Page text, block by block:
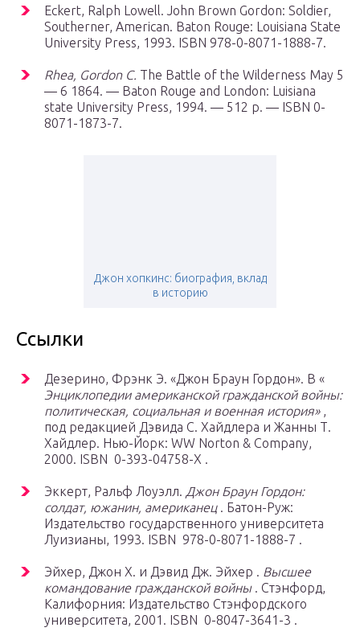
Eckert, Ralph Lowell. John Brown Gordon: Soldier,
Southerner, American. Baton Rouge: Louisiana State
University Press, 1993. ISBN 978-0-8071-1888-7.
Rhea, Gordon C. The Battle of the Wilderness May 5
— 6 1864. — Baton Rouge and London: Luisiana
state University Press, 1994. — 512 p. — ISBN 0-
8071-1873-7.
Джон хопкинс: биография, вклад
в историю
Ссылки
Дезерино, Фрэнк Э. «Джон Браун Гордон». В «
Энциклопедии американской гражданской войны:
политическая, социальная и военная история»,
под редакцией Дэвида С. Хайдлера и Жанны Т.
Хайдлер. Нью-Йорк: WW Norton & Company,
2000. ISBN 0-393-04758-X .
Эккерт, Ральф Лоуэлл. Джон Браун Гордон:
солдат, южанин, американец. Батон-Руж:
Издательство государственного университета
Луизианы, 1993. ISBN 978-0-8071-1888-7 .
Эйхер, Джон Х. и Дэвид Дж. Эйхер . Высшее
командование гражданской войны. Стэнфорд,
Калифорния: Издательство Стэнфордского
университета, 2001. ISBN 0-8047-3641-3 .